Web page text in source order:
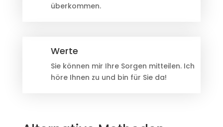
überkommen.
Werte
Sie können mir Ihre Sorgen mitteilen. Ich
höre Ihnen zu und bin für Sie da!